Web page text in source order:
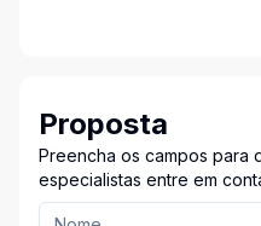
Proposta
Preencha os campos para
especialistas entre em